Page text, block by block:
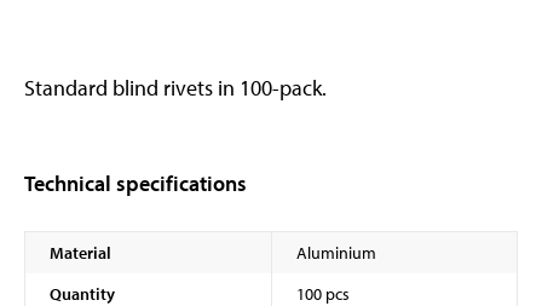
Standard blind rivets in 100-pack.
Technical specifications
Material
Aluminium
Quantity
100 pcs